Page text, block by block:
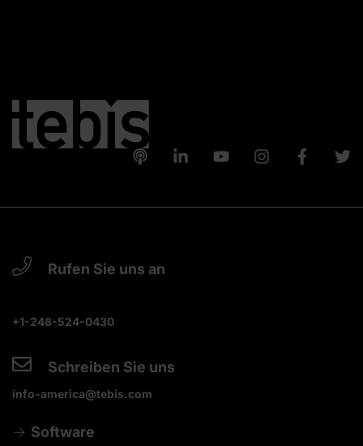
Rufen Sie uns an
+1-248-524-0430
Schreiben Sie uns
info-america@tebis.com
Software